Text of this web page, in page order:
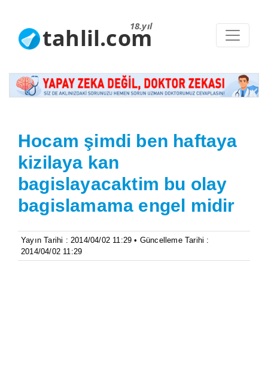
18.yıl
tahlil.com
Hocam şimdi ben haftaya
kizilaya kan
bagislayacaktim bu olay
bagislamama engel midir
Yayın Tarihi : 2014/04/02 11:29 • Güncelleme Tarihi :
2014/04/02 11:29